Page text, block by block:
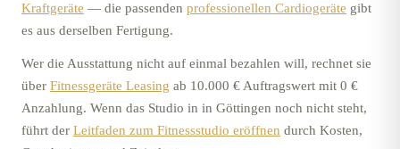
Kraftgeräte — die passenden professionellen Cardiogeräte gibt
es aus derselben Fertigung.
Wer die Ausstattung nicht auf einmal bezahlen will, rechnet sie
über Fitnessgeräte Leasing ab 10.000 € Auftragswert mit 0 €
Anzahlung. Wenn das Studio in in Göttingen noch nicht steht,
führt der Leitfaden zum Fitnessstudio eröffnen durch Kosten,